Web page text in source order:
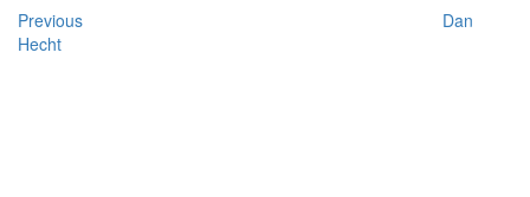
Previous
Dan
Hecht